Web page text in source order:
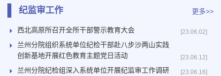
更多>>
纪监审工作
[23.06.02]
西北高原所召开全所干部警示教育大会
[23.06.12]
兰州分院组织系统单位纪检干部赴八步沙两山实践
创新基地开展红色教育主题党日活动
[23.06.16]
兰州分院纪检组深入系统单位开展纪监审工作调研